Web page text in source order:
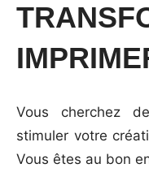
Vous cherchez
stimuler votre
Vous êtes au bon